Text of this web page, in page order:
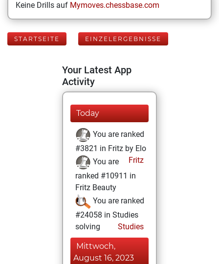
Keine Drills auf Mymoves.chessbase.com
STARTSEITE EINZELERGEBNISSE
Your Latest App
Activity
Today
You are ranked
#3821 in Fritz by Elo
Fritz
You are
ranked #10911 in
Fritz Beauty
You are ranked
#24058 in Studies
solving
Studies
Mittwoch,
August 16, 2023